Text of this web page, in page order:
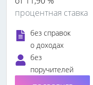
процентная ставка
без справок
о доходах
без
поручителей